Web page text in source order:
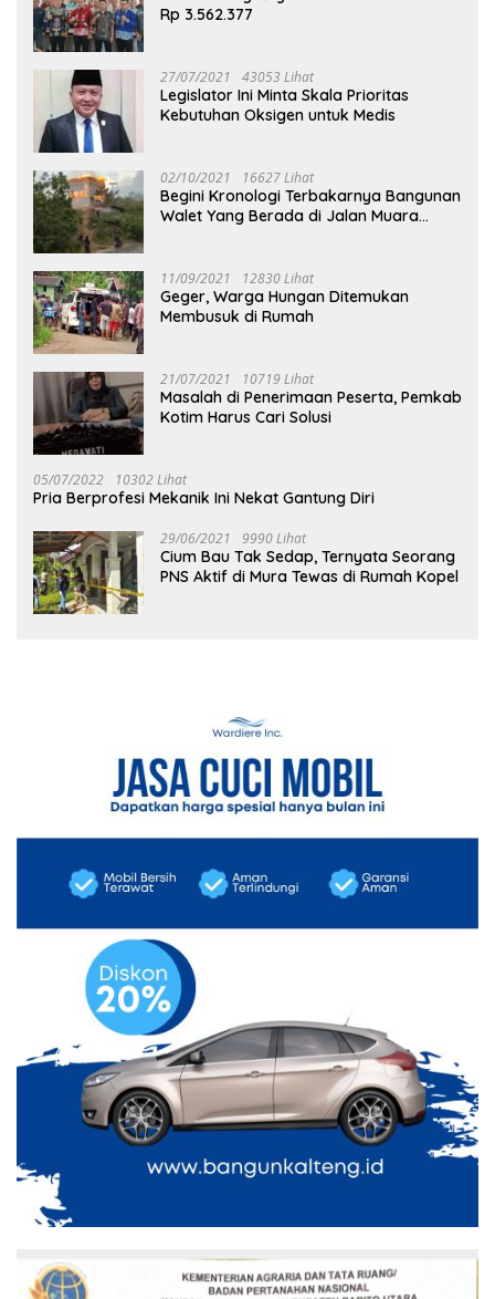
Rp 3.562.377
27/07/2021 43053 Lihat
Legislator Ini Minta Skala Prioritas
Kebutuhan Oksigen untuk Medis
02/10/2021 16627 Lihat
Begini Kronologi Terbakarnya Bangunan
Walet Yang Berada di Jalan Muara
11/09/2021 12830 Lihat
Geger, Warga Hungan Ditemukan
Membusuk di Rumah
21/07/2021 10719 Lihat
Masalah di Penerimaan Peserta, Pemkab
Kotim Harus Cari Solusi
05/07/2022 10302 Lihat
Pria Berprofesi Mekanik Ini Nekat Gantung Diri
29/06/2021 9990 Lihat
Cium Bau Tak Sedap, Ternyata Seorang
PNS Aktif di Mura Tewas di Rumah Kopel